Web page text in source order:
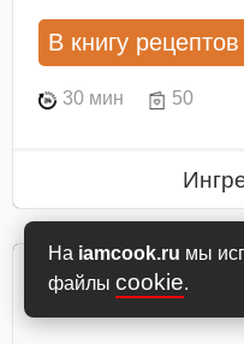
На iamcook.ru мы
файлы cookie.
В книгу рецептов
30 мин 50